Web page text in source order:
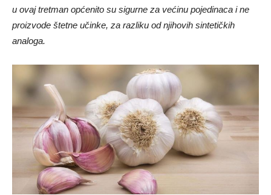
u ovaj tretman općenito su sigurne za većinu pojedinaca i ne
proizvode štetne učinke, za razliku od njihovih sintetičkih
analoga.